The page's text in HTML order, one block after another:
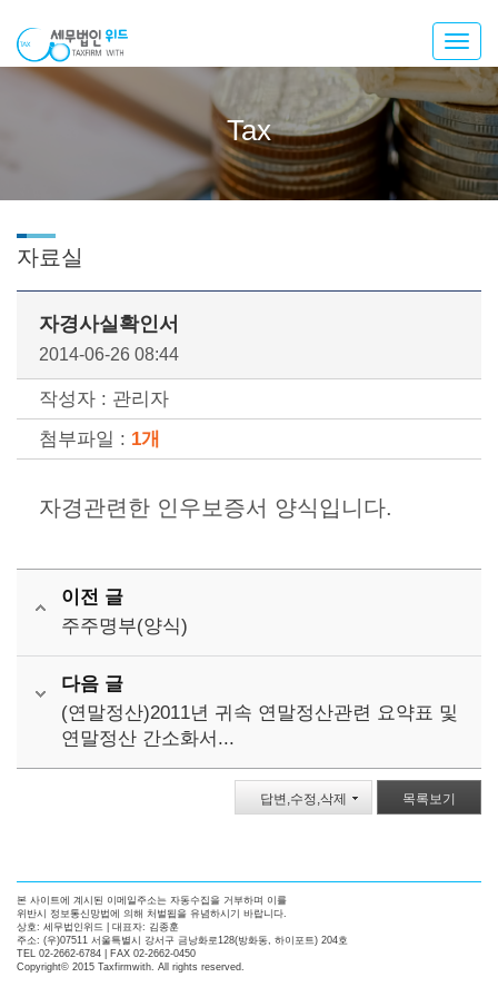
Tax
자료실
자경사실확인서
2014-06-26 08:44
작성자 : 관리자
첨부파일 : 1개
자경관련한 인우보증서 양식입니다.
이전 글
주주명부(양식)
다음 글
(연말정산)2011년 귀속 연말정산관련 요약표 및
연말정산 간소화서...
답변,수정,삭제 목록보기
본 사이트에 계시된 이메일주소는 자동수집을 거부하며 이를
위반시 정보통신망법에 의해 처벌됩을 유념하시기 바랍니다.
상호: 세무법인위드 | 대표자: 김종훈
주소: (우)07511 서울특별시 강서구 금낭화로128(방화동, 하이포트) 204호
TEL 02-2662-6784 | FAX 02-2662-0450
Copyright© 2015 Taxfirmwith. All rights reserved.